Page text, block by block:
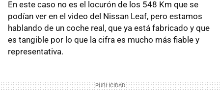
En este caso no es el locurón de los 548 Km que se
podían ver en el video del Nissan Leaf, pero estamos
hablando de un coche real, que ya está fabricado y que
es tangible por lo que la cifra es mucho más fiable y
representativa.